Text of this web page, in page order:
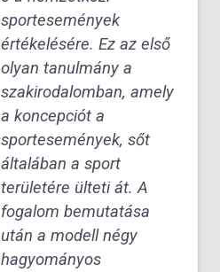
sportesemények
értékelésére. Ez az első
olyan tanulmány a
szakirodalomban, amely
a koncepciót a
sportesemények, sőt
általában a sport
területére ülteti át. A
fogalom bemutatása
után a modell négy
hagyományos